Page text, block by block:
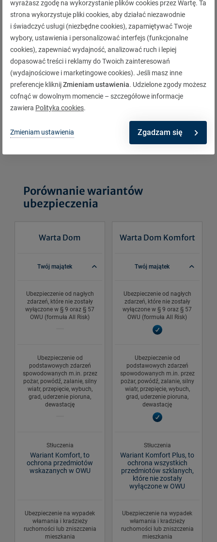
Może zainteresuje Cię również
OC w życiu prywatnym
Na wypadek wyrządzenia szkody osobom
Porównanie wariantów
ubezpieczenia
Warta Dom Warta Dom Komfort
Twój majątek Twój majątek
Ubezpieczenie od nagłych
zdarzeń, które nie zostały
wyłączone w § 9 oraz § 57
OWU (formuła All Risk)
Ubezpieczenie od nagłych
zdarzeń, które nie zostały
wyłączone w § 9 oraz § 57
OWU (formuła All Risk)
Ubezpieczenie od
podstawowych zdarzeń
spowodowanych m.in. przez
pożar, powódź, zalanie, silny
wiatr, przepięcie, wybuch,
grad, uderzenie pioruna,
dewastację
Ubezpieczenie od
podstawowych zdarzeń
spowodowanych m.in. przez
pożar, powódź, zalanie, silny
wiatr, przepięcie, wybuch,
grad, uderzenie pioruna,
dewastację
Stłuczenia
Wariant Komfort, to
ochrona przedmiotów
wskazanych w OWU
Stłuczenia
Wariant Komfort Plus, to
ochrona wszystkich
przedmiotów szklanych,
które nie zostały
wyłączone w OWU
Ubezpieczenie na wypadek
włamania i kradzieży
ruchomości lub zniszczenia
mieszkania
Ubezpieczenie na wypadek
włamania i kradzieży
ruchomości lub zniszczenia
mieszkania
wyrażasz zgodę na wykorzystanie plików cookies przez Wartę. Ta
strona wykorzystuje pliki cookies, aby działać niezawodnie
i świadczyć usługi (niezbędne cookies), zapamiętywać Twoje
wybory, ustawienia i personalizować interfejs (funkcjonalne
cookies), zapewniać wydajność, analizować ruch i lepiej
dopasować treści i reklamy do Twoich zainteresowań
(wydajnościowe i marketingowe cookies). Jeśli masz inne
preferencje kliknijZmieniam ustawienia. Udzielone zgody możesz
cofnąć w dowolnym momencie – szczegółowe informacje
zawiera Polityka cookies.
Zmieniam ustawienia Zgadzam się